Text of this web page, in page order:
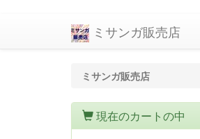
ミサンガ販売店
ミサンガ販売店
現在のカートの中